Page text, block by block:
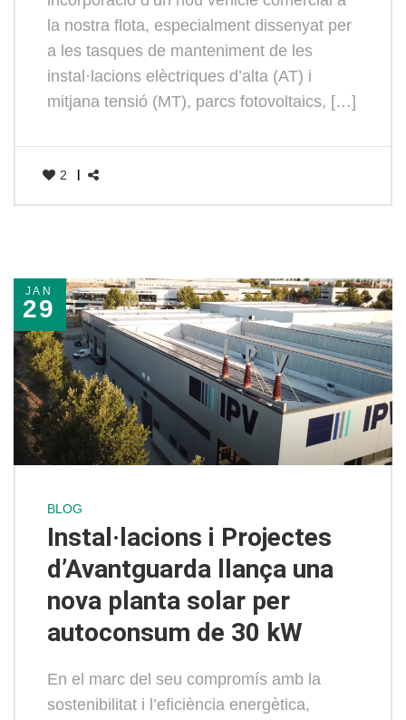
la nostra flota, especialment dissenyat per
a les tasques de manteniment de les
instal·lacions elèctriques d’alta (AT) i
mitjana tensió (MT), parcs fotovoltaics, […]
2
JAN
29
BLOG
Instal·lacions i Projectes
d’Avantguarda llança una
nova planta solar per
autoconsum de 30 kW
En el marc del seu compromís amb la
sostenibilitat i l’eficiència energètica,